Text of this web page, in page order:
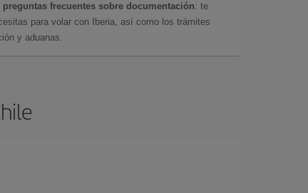
preguntas frecuentes sobre documentación: te
para volar con Iberia, así como los trámites
y aduanas.